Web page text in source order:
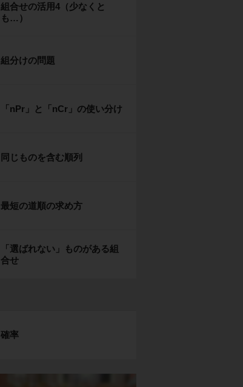
組合せの活用4（少なくと
も…）
組分けの問題
「nPr」と「nCr」の使い分け
同じものを含む順列
最短の道順の求め方
「選ばれない」ものがある組
合せ
確率